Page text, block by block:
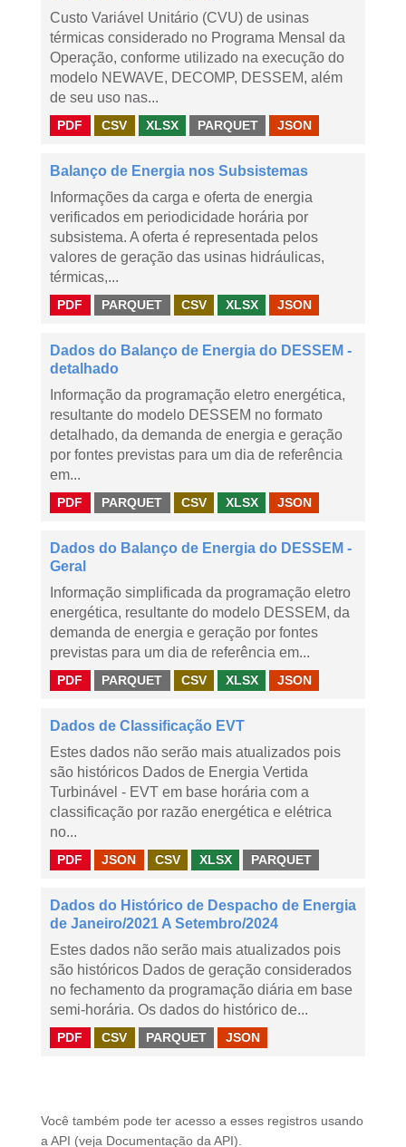
Custo Variável Unitário (CVU) de usinas
térmicas considerado no Programa Mensal da
Operação, conforme utilizado na execução do
modelo NEWAVE, DECOMP, DESSEM, além
de seu uso nas...
PDF CSV XLSX PARQUET JSON
Balanço de Energia nos Subsistemas
Informações da carga e oferta de energia
verificados em periodicidade horária por
subsistema. A oferta é representada pelos
valores de geração das usinas hidráulicas,
térmicas,...
PDF PARQUET CSV XLSX JSON
Dados do Balanço de Energia do DESSEM -
detalhado
Informação da programação eletro energética,
resultante do modelo DESSEM no formato
detalhado, da demanda de energia e geração
por fontes previstas para um dia de referência
em...
PDF PARQUET CSV XLSX JSON
Dados do Balanço de Energia do DESSEM -
Geral
Informação simplificada da programação eletro
energética, resultante do modelo DESSEM, da
demanda de energia e geração por fontes
previstas para um dia de referência em...
PDF PARQUET CSV XLSX JSON
Dados de Classificação EVT
Estes dados não serão mais atualizados pois
são históricos Dados de Energia Vertida
Turbinável - EVT em base horária com a
classificação por razão energética e elétrica
no...
PDF JSON CSV XLSX PARQUET
Dados do Histórico de Despacho de Energia
de Janeiro/2021 A Setembro/2024
Estes dados não serão mais atualizados pois
são históricos Dados de geração considerados
no fechamento da programação diária em base
semi-horária. Os dados do histórico de...
PDF CSV PARQUET JSON
Você também pode ter acesso a esses registros usando
a API (veja Documentação da API ).